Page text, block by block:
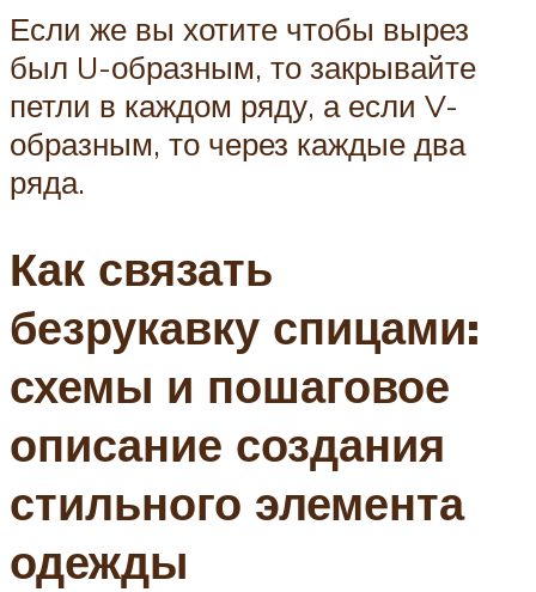
Если же вы хотите чтобы вырез
был U-образным, то закрывайте
петли в каждом ряду, а если V-
образным, то через каждые два
ряда.
Как связать
безрукавку спицами:
схемы и пошаговое
описание создания
стильного элемента
одежды